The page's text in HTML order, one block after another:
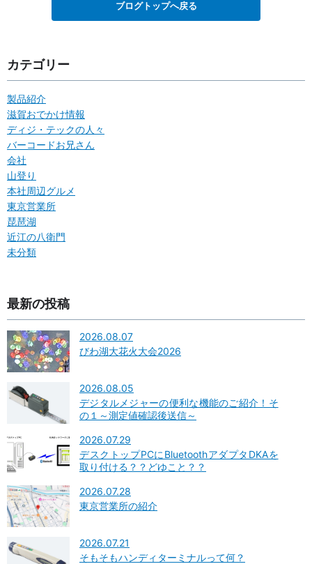
ブログトップへ戻る
カテゴリー
製品紹介
滋賀おでかけ情報
ディジ・テックの人々
バーコードお兄さん
会社
山登り
本社周辺グルメ
東京営業所
琵琶湖
近江の八衛門
未分類
最新の投稿
2026.08.07
びわ湖大花火大会2026
2026.08.05
デジタルメジャーの便利な機能のご紹介！そ
の１～測定値確認後送信～
2026.07.29
デスクトップPCにBluetoothアダプタDKAを
取り付ける？？どゆこと？？
2026.07.28
東京営業所の紹介
2026.07.21
そもそもハンディターミナルって何？